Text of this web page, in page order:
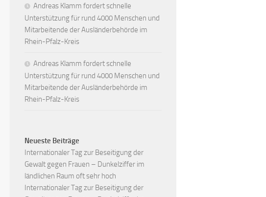
Andreas Klamm fordert schnelle
Unterstützung für rund 4000 Menschen und
Mitarbeitende der Ausländerbehörde im
Rhein-Pfalz-Kreis
Andreas Klamm fordert schnelle
Unterstützung für rund 4000 Menschen und
Mitarbeitende der Ausländerbehörde im
Rhein-Pfalz-Kreis
Neueste Beiträge
Internationaler Tag zur Beseitigung der
Gewalt gegen Frauen – Dunkelziffer im
ländlichen Raum oft sehr hoch
Internationaler Tag zur Beseitigung der